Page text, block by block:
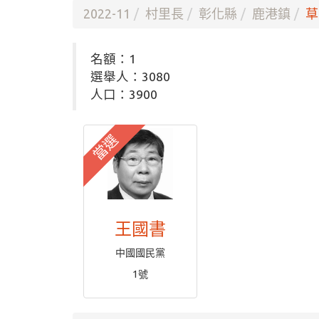
2022-11 村里長 彰化縣 鹿港鎮
名額：1
選舉人：3080
人口：3900
當選
王國書
中國國民黨
1號